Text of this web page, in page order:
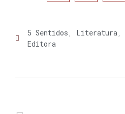
5 Sentidos , Literatura,
Editora